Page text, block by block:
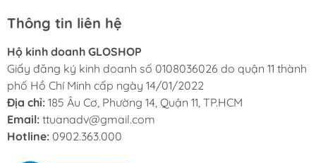
Thông tin liên hệ
Hộ kinh doanh GLOSHOP
Giấy đăng ký kinh doanh số 0108036026 do quận 11 thành
phố Hồ Chí Minh cấp ngày 14/01/2022
Địa chỉ: 185 Âu Cơ, Phường 14, Quận 11, TP.HCM
Email: ttuanadv@gmail.com
Hotline: 0902.363.000